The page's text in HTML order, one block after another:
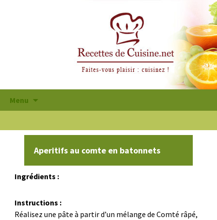
Menu
principal
Aperitifs au comte en batonnets
Ingrédients :
Instructions :
Réalisez une pâte à partir d’un mélange de Comté râpé,